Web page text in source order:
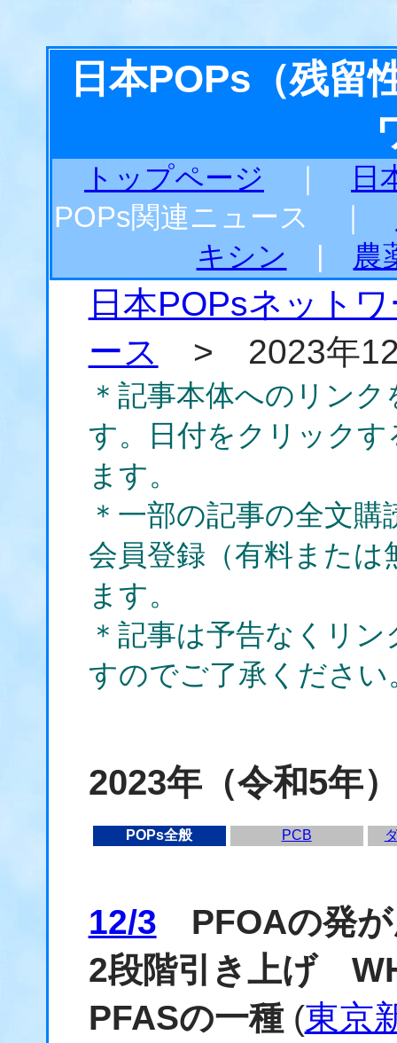
日本POPs（残留
トップページ
日
POPs関連ニュース ｜
キシン
農
日本POPsネット
ース
> 2023年
＊記事本体へのリン
す。日付をクリック
ます。
＊一部の記事の全文
会員登録（有料また
ます。
＊記事は予告なくリ
すのでご了承ください
2023年（令和5年
POPs全般 PCB
12/3 PFOAの発が
2段階引き上げ
PFASの一種(東京